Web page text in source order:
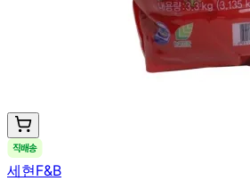
세현F&B